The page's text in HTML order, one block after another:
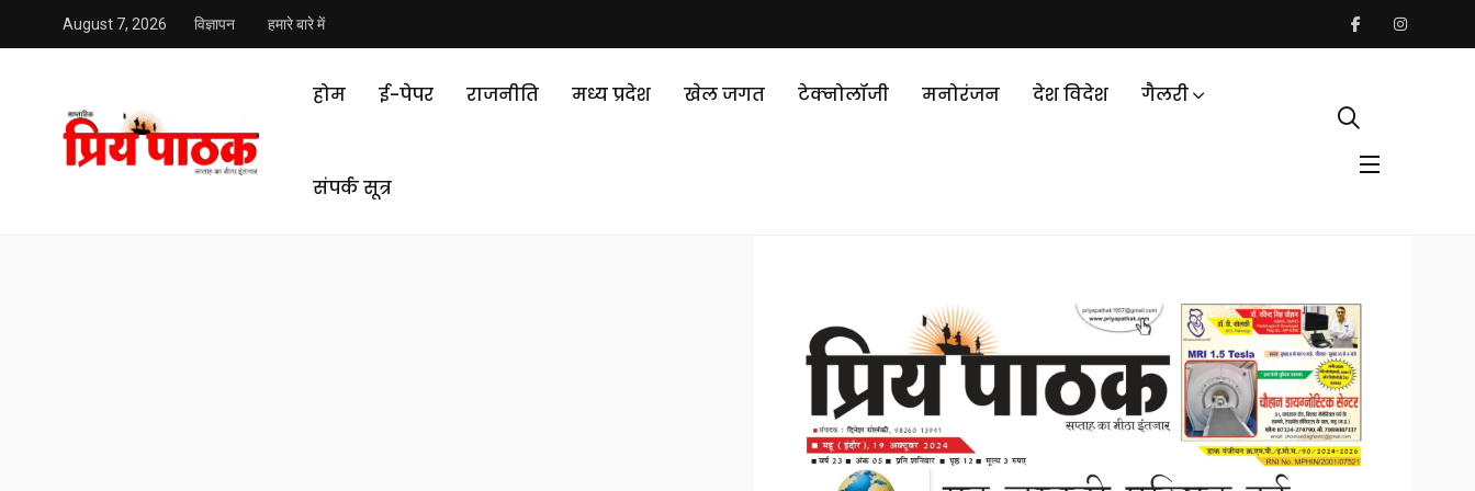
August 7, 2026 विज्ञापन हमारे बारे में
होम ई-पेपर राजनीति मध्य प्रदेश खेल जगत टेक्‍नोलॉजी मनोरंजन देश विदेश गैलरी
संपर्क सूत्र